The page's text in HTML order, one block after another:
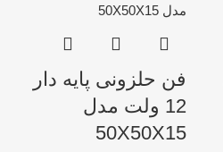
فن حلزونی پایه دار
12 ولت مدل
50X50X15